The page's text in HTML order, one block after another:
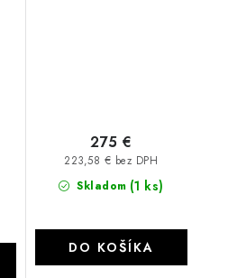
Skladom (1 ks)
223,58 € bez DPH
275 €
DO KOŠÍKA